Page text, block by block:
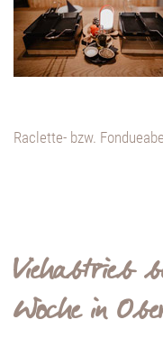
Raclette- bzw.
Viehabtrieb
Woche in